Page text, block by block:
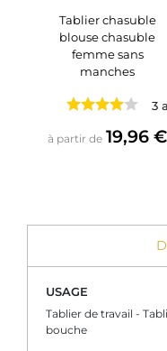
Tablier chasuble
blouse chasuble
femme sans
manches
3
à partir de Prix
19,96 €
USAGE
Tablier de travail -
bouche